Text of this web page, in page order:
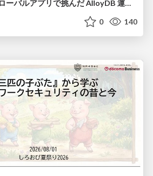
0 140